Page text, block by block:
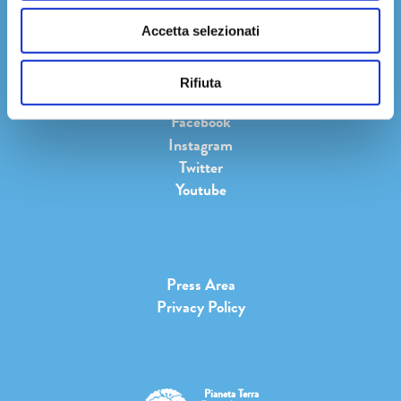
Accetta selezionati
Rifiuta
Facebook
Instagram
Twitter
Youtube
Press Area
Privacy Policy
Pianeta Terra